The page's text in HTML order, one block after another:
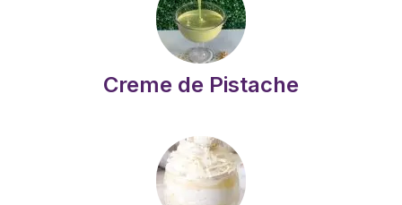
Creme de Pistache